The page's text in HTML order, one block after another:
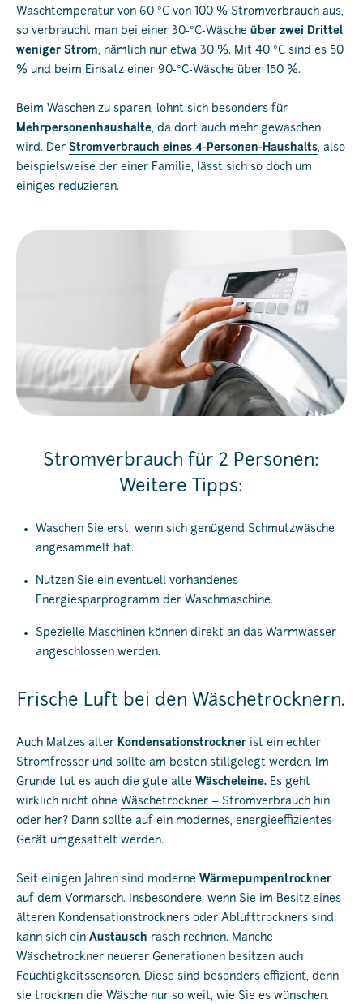
Waschtemperatur von 60 °C von 100 % Stromverbrauch aus,
so verbraucht man bei einer 30-°C-Wäsche über zwei Drittel
weniger Strom, nämlich nur etwa 30 %. Mit 40 °C sind es 50
% und beim Einsatz einer 90-°C-Wäsche über 150 %.
Beim Waschen zu sparen, lohnt sich besonders für
Mehrpersonenhaushalte, da dort auch mehr gewaschen
wird. Der Stromverbrauch eines 4-Personen-Haushalts, also
beispielsweise der einer Familie, lässt sich so doch um
einiges reduzieren.
Stromverbrauch für 2 Personen:
Weitere Tipps:
Waschen Sie erst, wenn sich genügend Schmutzwäsche
angesammelt hat.
Nutzen Sie ein eventuell vorhandenes
Energiesparprogramm der Waschmaschine.
Spezielle Maschinen können direkt an das Warmwasser
angeschlossen werden.
Frische Luft bei den Wäschetrocknern.
Auch Matzes alter Kondensationstrockner ist ein echter
Stromfresser und sollte am besten stillgelegt werden. Im
Grunde tut es auch die gute alte Wäscheleine. Es geht
wirklich nicht ohne Wäschetrockner – Stromverbrauch hin
oder her? Dann sollte auf ein modernes, energieeffizientes
Gerät umgesattelt werden.
Seit einigen Jahren sind moderne Wärmepumpentrockner
auf dem Vormarsch. Insbesondere, wenn Sie im Besitz eines
älteren Kondensationstrockners oder Ablufttrockners sind,
kann sich ein Austausch rasch rechnen. Manche
Wäschetrockner neuerer Generationen besitzen auch
Feuchtigkeitssensoren. Diese sind besonders effizient, denn
sie trocknen die Wäsche nur so weit, wie Sie es wünschen.